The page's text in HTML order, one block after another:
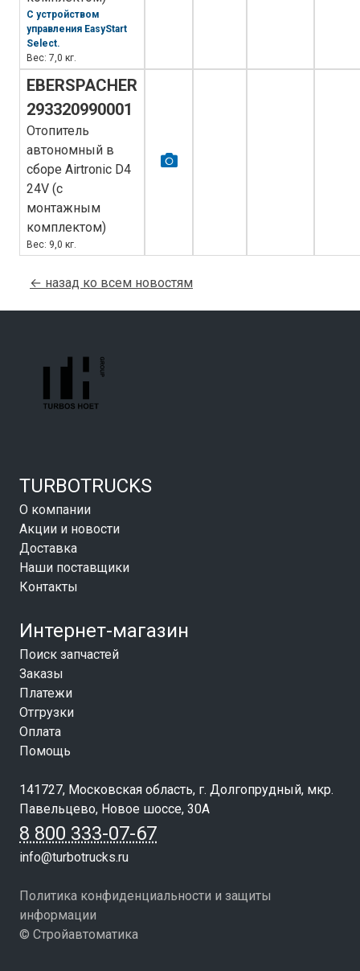
С устройством
управления EasyStart
Select.
Вес: 7,0 кг.
EBERSPACHER
293320990001
Отопитель
автономный в
сборе Airtronic D4
24V (с
монтажным
комплектом)
Вес: 9,0 кг.
← назад ко всем новостям
TURBOTRUCKS
О компании
Акции и новости
Доставка
Наши поставщики
Контакты
Интернет-магазин
Поиск запчастей
Заказы
Платежи
Отгрузки
Оплата
Помощь
141727, Московская область, г. Долгопрудный, мкр.
Павельцево, Новое шоссе, 30А
8 800 333-07-67
info@turbotrucks.ru
Политика конфиденциальности и защиты
информации
© Стройавтоматика